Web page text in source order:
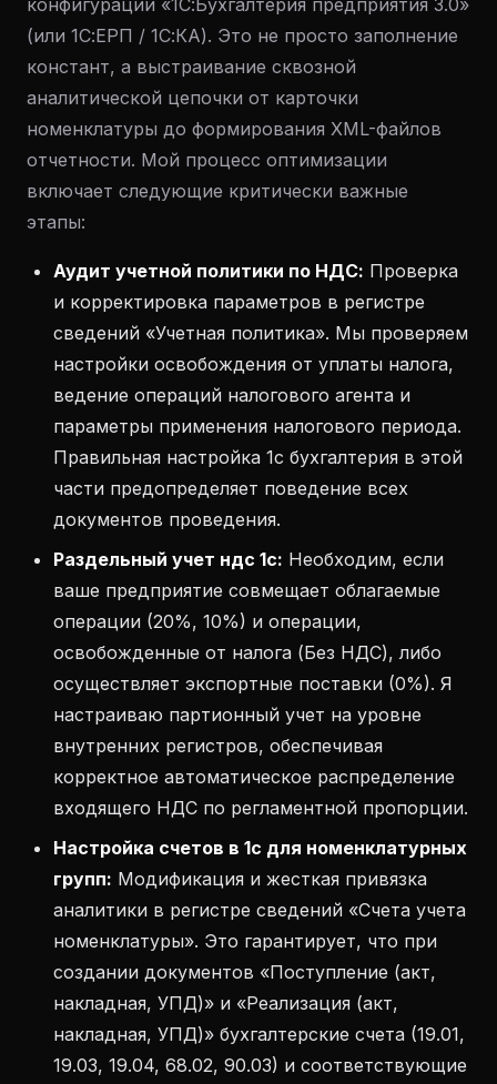
конфигурации «1С:Бухгалтерия предприятия 3.0»
(или 1С:ЕРП / 1С:КА). Это не просто заполнение
констант, а выстраивание сквозной
аналитической цепочки от карточки
номенклатуры до формирования XML-файлов
отчетности. Мой процесс оптимизации
включает следующие критически важные
этапы:
Аудит учетной политики по НДС: Проверка
и корректировка параметров в регистре
сведений «Учетная политика». Мы проверяем
настройки освобождения от уплаты налога,
ведение операций налогового агента и
параметры применения налогового периода.
Правильная настройка 1с бухгалтерия в этой
части предопределяет поведение всех
документов проведения.
Раздельный учет ндс 1с: Необходим, если
ваше предприятие совмещает облагаемые
операции (20%, 10%) и операции,
освобожденные от налога (Без НДС), либо
осуществляет экспортные поставки (0%). Я
настраиваю партионный учет на уровне
внутренних регистров, обеспечивая
корректное автоматическое распределение
входящего НДС по регламентной пропорции.
Настройка счетов в 1с для номенклатурных
групп: Модификация и жесткая привязка
аналитики в регистре сведений «Счета учета
номенклатуры». Это гарантирует, что при
создании документов «Поступление (акт,
накладная, УПД)» и «Реализация (акт,
накладная, УПД)» бухгалтерские счета (19.01,
19.03, 19.04, 68.02, 90.03) и соответствующие